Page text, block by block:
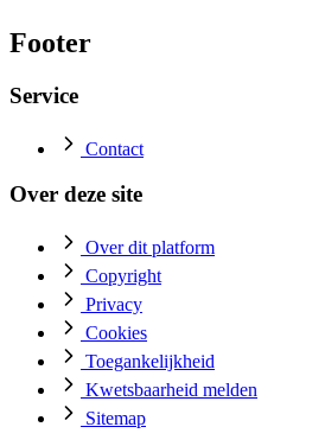
Footer
Service
Contact
Over deze site
Over dit platform
Copyright
Privacy
Cookies
Toegankelijkheid
Kwetsbaarheid melden
Sitemap